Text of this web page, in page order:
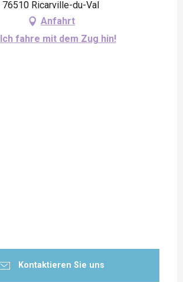
76510 Ricarville-du-Val
Anfahrt
Ich fahre mit dem Zug hin!
Kontaktieren Sie uns